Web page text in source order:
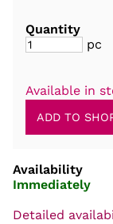
Quantity
pc
Available in
Availability
Immediately
Detailed